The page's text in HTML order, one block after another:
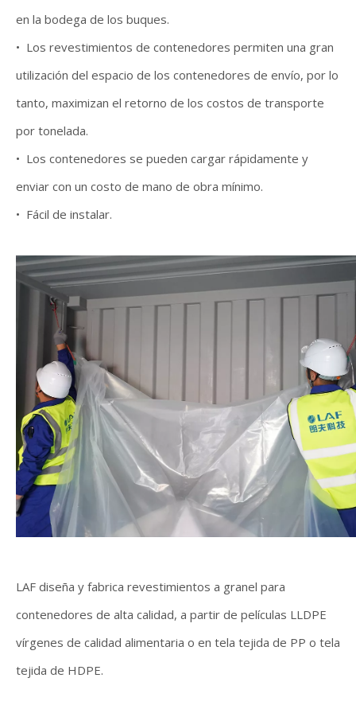
en la bodega de los buques.
• Los revestimientos de contenedores permiten una gran
utilización del espacio de los contenedores de envío, por lo
tanto, maximizan el retorno de los costos de transporte
por tonelada.
• Los contenedores se pueden cargar rápidamente y
enviar con un costo de mano de obra mínimo.
• Fácil de instalar.
LAF diseña y fabrica revestimientos a granel para
contenedores de alta calidad, a partir de películas LLDPE
vírgenes de calidad alimentaria o en tela tejida de PP o tela
tejida de HDPE.